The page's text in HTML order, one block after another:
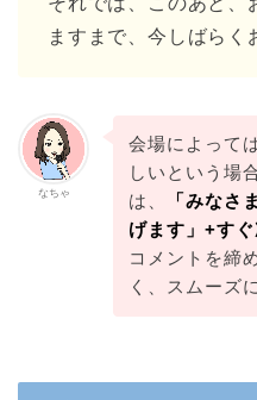
ますまで、今しばらく
なちゃ
会場によって
しいという場
は、
「みなさ
げます」+す
コメントを締
く、スムーズ